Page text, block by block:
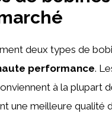
deux types de
performance.
à la plupart
une meilleure qualité